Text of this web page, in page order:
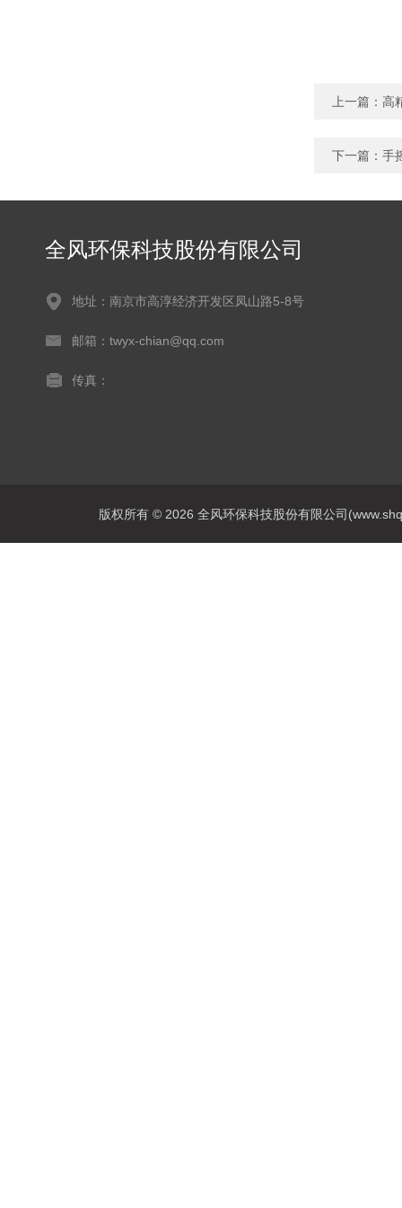
上一篇： 高
下一篇： 手
全风环保科技股份有限公司
地址：南京市高淳经济开发区凤山路5-8号
邮箱：twyx-chian@qq.com
传真：
版权所有 © 2026 全风环保科技股份有限公司